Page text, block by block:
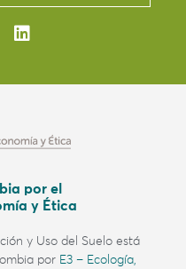
por el
y Ética
y Uso del Suelo está
por E3 – Ecología,